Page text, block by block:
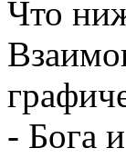
Что
- Бога